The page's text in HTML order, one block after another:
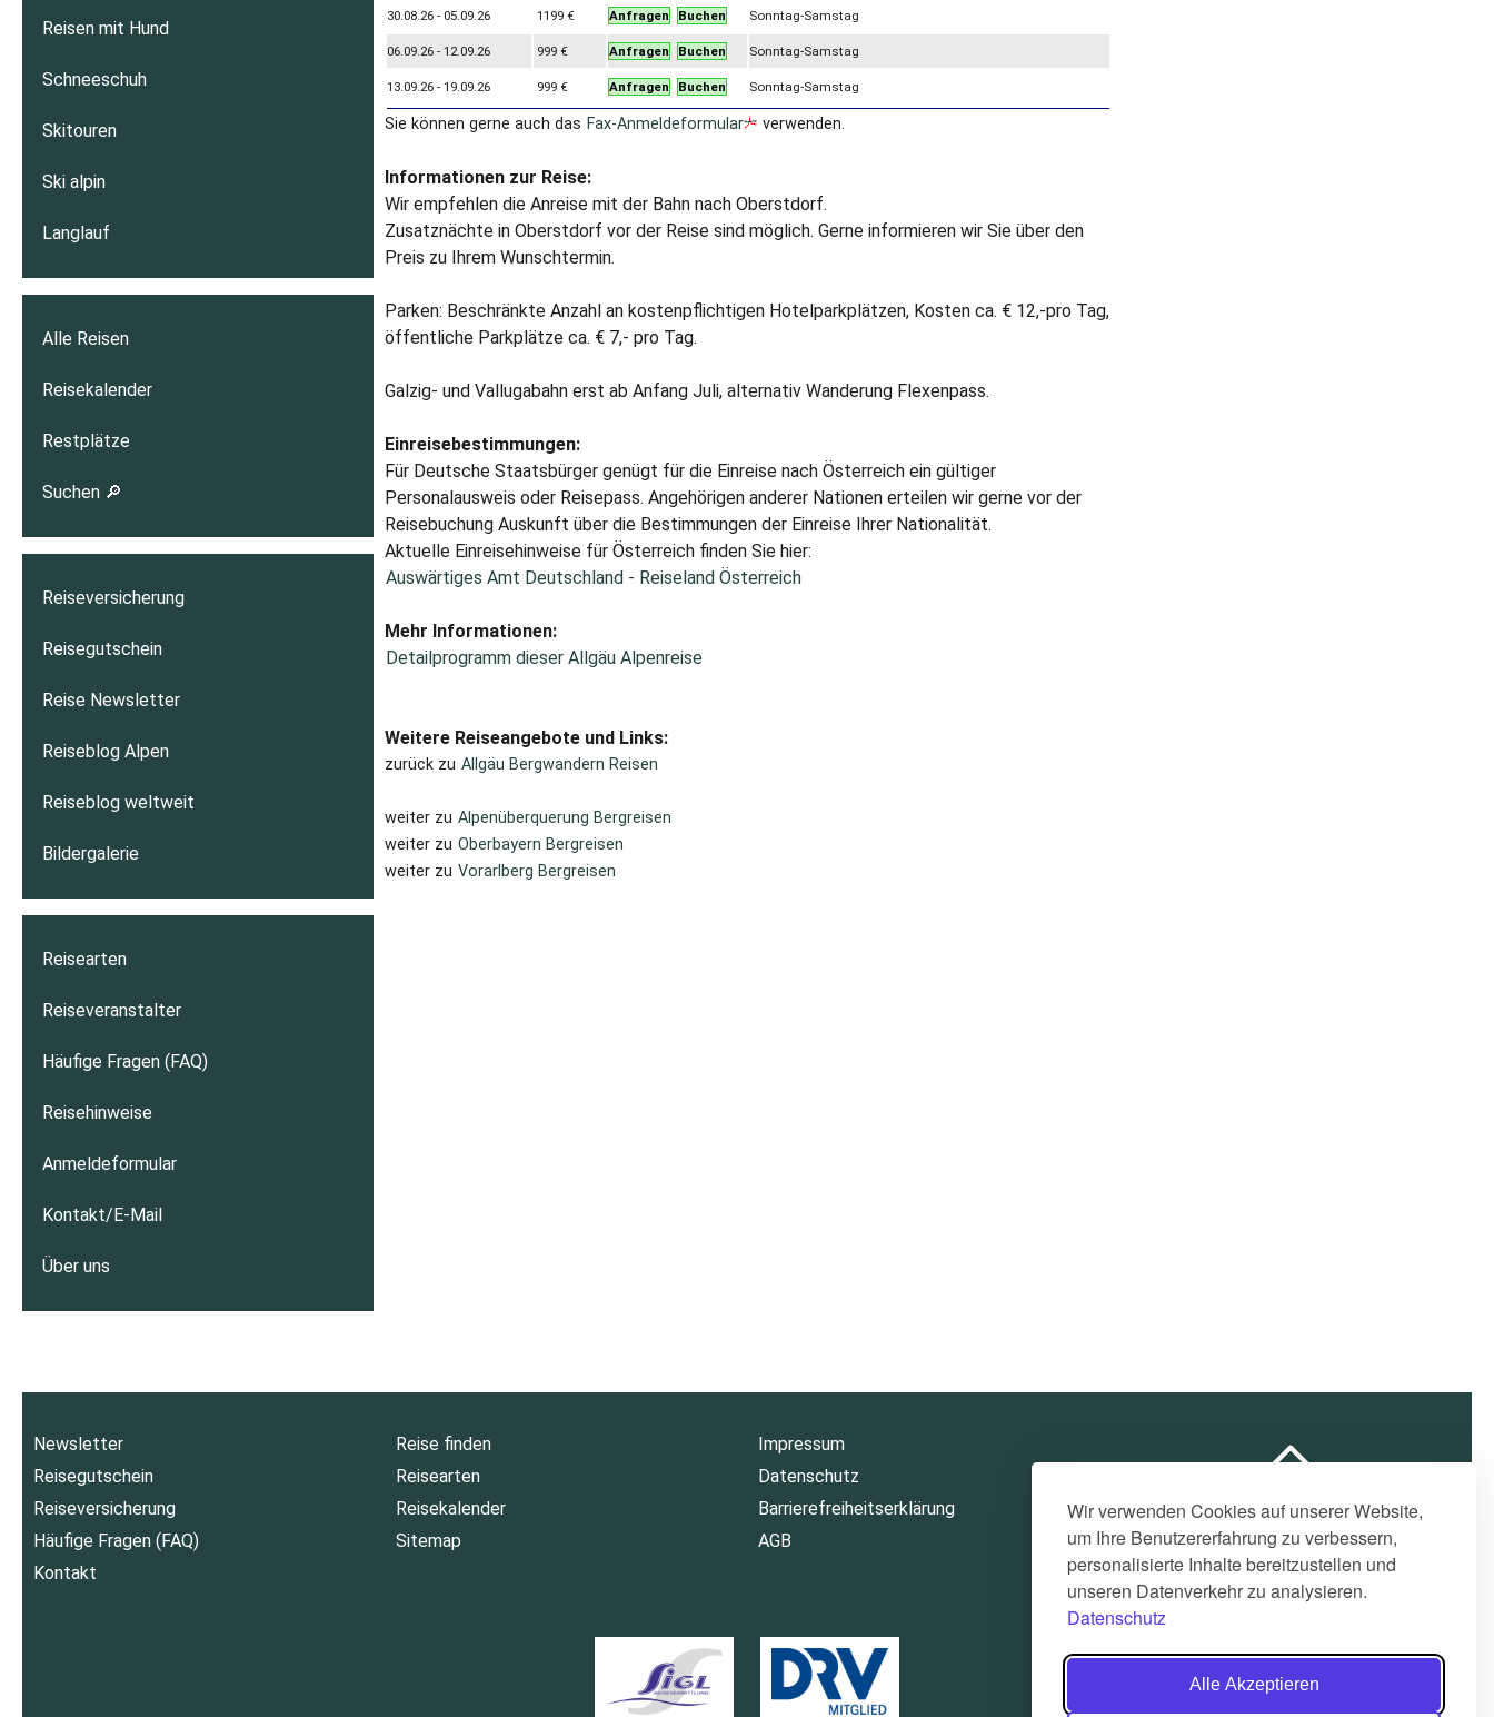
Wir verwenden Cookies auf unserer Website,
um Ihre Benutzererfahrung zu verbessern,
personalisierte Inhalte bereitzustellen und
unseren Datenverkehr zu analysieren.
Datenschutz
Alle Akzeptieren
30.08.26 - 05.09.26 1199 € Anfragen Buchen Sonntag-Samstag
06.09.26 - 12.09.26 999 € Anfragen Buchen Sonntag-Samstag
13.09.26 - 19.09.26 999 € Anfragen Buchen Sonntag-Samstag
Sie können gerne auch das Fax-Anmeldeformular verwenden.
Informationen zur Reise:
Wir empfehlen die Anreise mit der Bahn nach Oberstdorf.
Zusatznächte in Oberstdorf vor der Reise sind möglich. Gerne informieren wir Sie über den
Preis zu Ihrem Wunschtermin.
Parken: Beschränkte Anzahl an kostenpflichtigen Hotelparkplätzen, Kosten ca. € 12,-pro Tag,
öffentliche Parkplätze ca. € 7,- pro Tag.
Galzig- und Vallugabahn erst ab Anfang Juli, alternativ Wanderung Flexenpass.
Einreisebestimmungen:
Für Deutsche Staatsbürger genügt für die Einreise nach Österreich ein gültiger
Personalausweis oder Reisepass. Angehörigen anderer Nationen erteilen wir gerne vor der
Reisebuchung Auskunft über die Bestimmungen der Einreise Ihrer Nationalität.
Aktuelle Einreisehinweise für Österreich finden Sie hier:
Auswärtiges Amt Deutschland - Reiseland Österreich
Mehr Informationen:
Detailprogramm dieser Allgäu Alpenreise
Weitere Reiseangebote und Links:
zurück zu Allgäu Bergwandern Reisen
weiter zu Alpenüberquerung Bergreisen
weiter zu Oberbayern Bergreisen
weiter zu Vorarlberg Bergreisen
Reisen mit Hund
Schneeschuh
Skitouren
Ski alpin
Langlauf
Alle Reisen
Reisekalender
Restplätze
Suchen 🔎
Reiseversicherung
Reisegutschein
Reise Newsletter
Reiseblog Alpen
Reiseblog weltweit
Bildergalerie
Reisearten
Reiseveranstalter
Häufige Fragen (FAQ)
Reisehinweise
Anmeldeformular
Kontakt/E-Mail
Über uns
Newsletter
Reisegutschein
Reiseversicherung
Häufige Fragen (FAQ)
Kontakt
Reise finden
Reisearten
Reisekalender
Sitemap
Impressum
Datenschutz
Barrierefreiheitserklärung
AGB